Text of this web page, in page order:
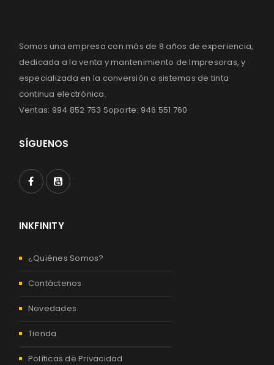
Somos una empresa con más de 8 años de experiencia,
dedicada a la venta y mantenimiento de Impresoras, y
especializada en la conversión a sistemas de tinta
continua electrónica.
Ventas: 994 852 753 Soporte: 946 551 760
SÍGUENOS
INKFINITY
¿Quiénes Somos?
Contáctenos
Novedades
Tienda
Políticas de Privacidad